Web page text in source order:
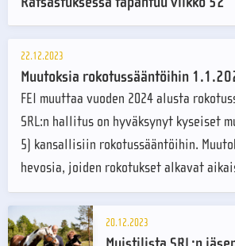
22.12.2023
Muutoksia rokotussääntöihin
FEI muuttaa vuoden 2024 alusta
SRL:n hallitus on hyväksynyt kyseiset
5) kansallisiin rokotussääntöihin.
hevosia, joiden rokotukset alkavat
20.12.2023